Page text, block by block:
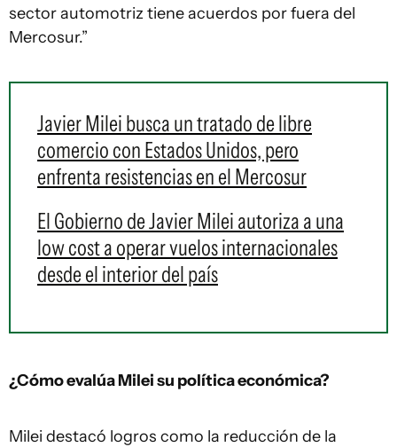
sector automotriz tiene acuerdos por fuera del
Mercosur.”
Javier Milei busca un tratado de libre
comercio con Estados Unidos, pero
enfrenta resistencias en el Mercosur
El Gobierno de Javier Milei autoriza a una
low cost a operar vuelos internacionales
desde el interior del país
¿Cómo evalúa Milei su política económica?
Milei destacó logros como la reducción de la